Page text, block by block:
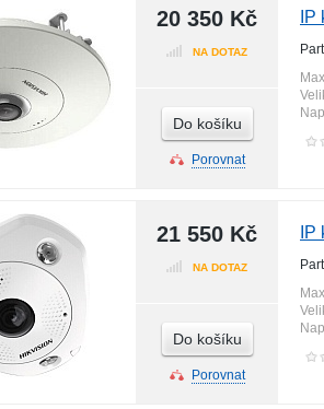
20 350 Kč
NA DOTAZ
Do košíku
Porovnat
21 550 Kč
NA DOTAZ
Do košíku
Porovnat